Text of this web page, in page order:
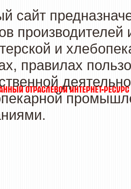
сайт
и
правилах